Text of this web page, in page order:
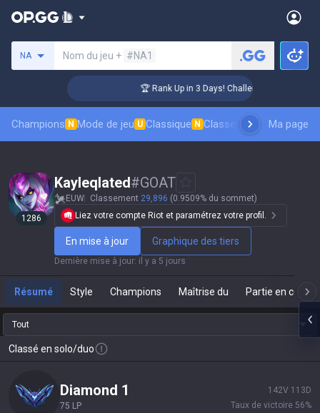
NA Nom du jeu + #NA1
🏆 Rank Up in 3 Days! Challenger Coaching
Champions N Mode de jeu U Classique N Classement des skins
Ma page
1286
Kayleqlated#GOAT
EUW Classement 29,896 (0.9509% du sommet)
Liez votre compte Riot et paramétrez votre profil.
En mise à jour Graphique des tiers
Dernière mise à jour: il y a 5 jours
Résumé Style Champions Maîtrise du Partie en cours
Tout
Classé en solo/duo
diamond 1
75 LP
142V 113 D
Taux de victoire 56%